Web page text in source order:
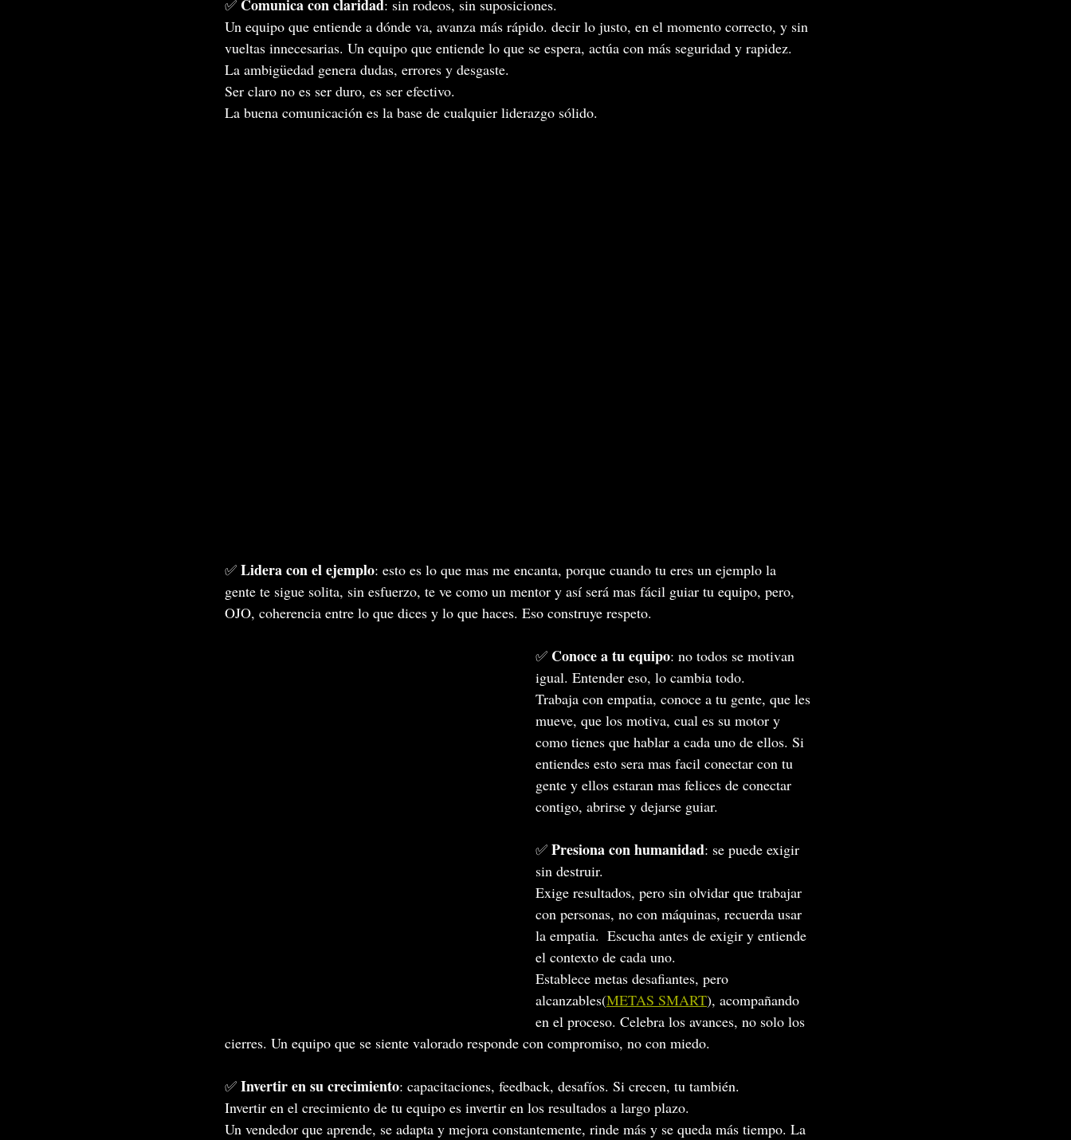
✅ Comunica con claridad: sin rodeos, sin suposiciones.
Un equipo que entiende a dónde va, avanza más rápido. decir lo justo, en el momento correcto, y sin
vueltas innecesarias. Un equipo que entiende lo que se espera, actúa con más seguridad y rapidez.
La ambigüedad genera dudas, errores y desgaste.
Ser claro no es ser duro, es ser efectivo.
La buena comunicación es la base de cualquier liderazgo sólido.
✅ Lidera con el ejemplo: esto es lo que mas me encanta, porque cuando tu eres un ejemplo la
gente te sigue solita, sin esfuerzo, te ve como un mentor y así será mas fácil guiar tu equipo, pero,
OJO, coherencia entre lo que dices y lo que haces. Eso construye respeto.
✅ Conoce a tu equipo: no todos se motivan
igual. Entender eso, lo cambia todo.
Trabaja con empatia, conoce a tu gente, que les
mueve, que los motiva, cual es su motor y
como tienes que hablar a cada uno de ellos. Si
entiendes esto sera mas facil conectar con tu
gente y ellos estaran mas felices de conectar
contigo, abrirse y dejarse guiar.
✅ Presiona con humanidad: se puede exigir
sin destruir.
Exige resultados, pero sin olvidar que trabajar
con personas, no con máquinas, recuerda usar
la empatia.  Escucha antes de exigir y entiende
el contexto de cada uno.
Establece metas desafiantes, pero
alcanzables(METAS SMART), acompañando
en el proceso. Celebra los avances, no solo los
cierres. Un equipo que se siente valorado responde con compromiso, no con miedo.
✅ Invertir en su crecimiento: capacitaciones, feedback, desafíos. Si crecen, tu también.
Invertir en el crecimiento de tu equipo es invertir en los resultados a largo plazo.
Un vendedor que aprende, se adapta y mejora constantemente, rinde más y se queda más tiempo. La